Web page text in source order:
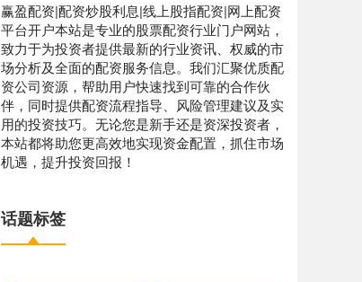
赢盈配资|配资炒股利息|线上股指配资|网上配资
平台开户本站是专业的股票配资行业门户网站，
致力于为投资者提供最新的行业资讯、权威的市
场分析及全面的配资服务信息。我们汇聚优质配
资公司资源，帮助用户快速找到可靠的合作伙
伴，同时提供配资流程指导、风险管理建议及实
用的投资技巧。无论您是新手还是资深投资者，
本站都将助您更高效地实现资金配置，抓住市场
机遇，提升投资回报！
话题标签